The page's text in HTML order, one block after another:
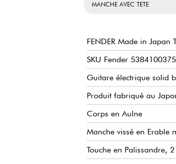
MANCHE AVEC TETE
FENDER Made in Japan
SKU Fender 5384100375
Guitare électrique solid
Produit fabriqué au
Corps en Aulne
Manche vissé en Erable
Touche en Palissandre,